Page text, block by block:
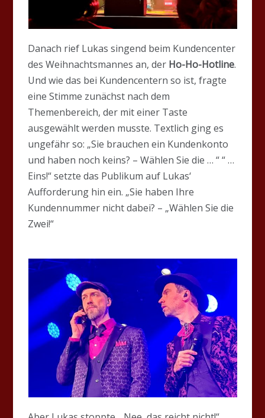
Danach rief Lukas singend beim Kundencenter
des Weihnachtsmannes an, der Ho-Ho-Hotline.
Und wie das bei Kundencentern so ist, fragte
eine Stimme zunächst nach dem
Themenbereich, der mit einer Taste
ausgewählt werden musste. Textlich ging es
ungefähr so: „Sie brauchen ein Kundenkonto
und haben noch keins? – Wählen Sie die … “ “ …
Eins!“ setzte das Publikum auf Lukas‘
Aufforderung hin ein. „Sie haben Ihre
Kundennummer nicht dabei? – „Wählen Sie die
Zwei!“